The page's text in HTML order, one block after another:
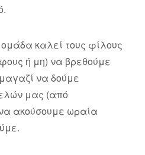
καλεί τους φίλους
ή μη) να βρεθούμε
να δούμε
μας (από
ακούσουμε ωραία